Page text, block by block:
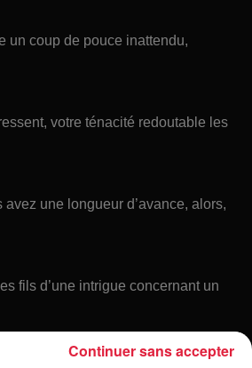
un coup de pouce inattendu,
votre ténacité redoutable les
une longueur d’avance, alors,
fils d’une intrigue concernant un
Continuer sans accepter